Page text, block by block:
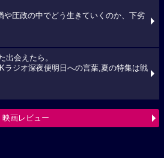
や圧政の中でどう生きていくのか、下劣
出会えたら。
ラジオ深夜便明日への言葉,夏の特集は戦
映画レビュー